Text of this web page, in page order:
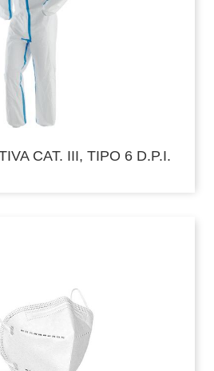
CAT. III, TIPO 6 D.P.I.